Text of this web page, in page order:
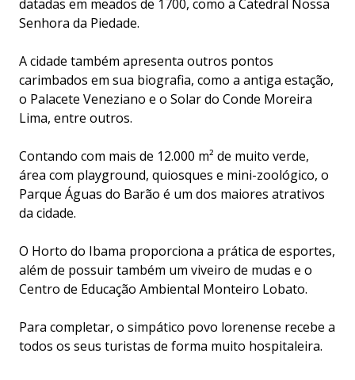
datadas em meados de 1700, como a Catedral Nossa
Senhora da Piedade.
A cidade também apresenta outros pontos
carimbados em sua biografia, como a antiga estação,
o Palacete Veneziano e o Solar do Conde Moreira
Lima, entre outros.
Contando com mais de 12.000 m² de muito verde,
área com playground, quiosques e mini-zoológico, o
Parque Águas do Barão é um dos maiores atrativos
da cidade.
O Horto do Ibama proporciona a prática de esportes,
além de possuir também um viveiro de mudas e o
Centro de Educação Ambiental Monteiro Lobato.
Para completar, o simpático povo lorenense recebe a
todos os seus turistas de forma muito hospitaleira.